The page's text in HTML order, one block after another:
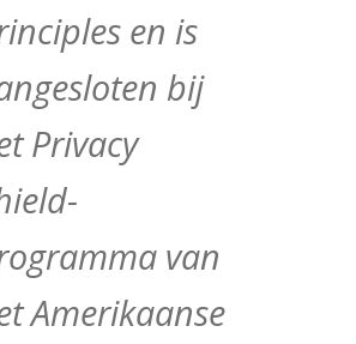
en is
bij
Privacy
van
Amerikaanse